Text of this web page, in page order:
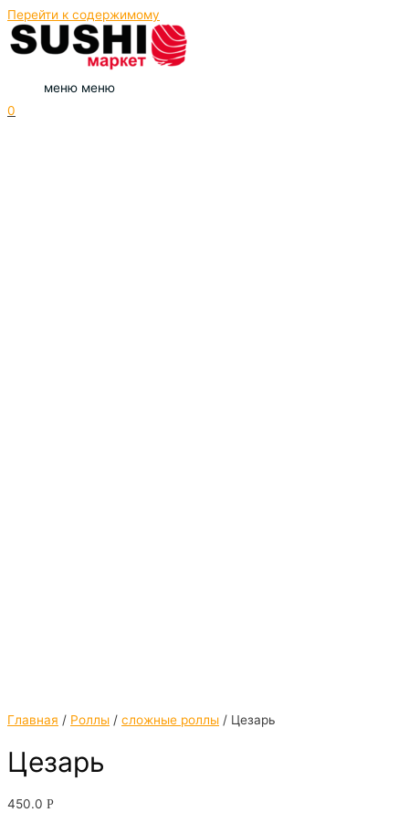
Перейти к содержимому
меню меню
0
Главная / Роллы / сложные роллы / Цезарь
Цезарь
450.0 Р